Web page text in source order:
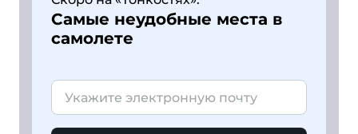
Самые неудобные места в
самолете